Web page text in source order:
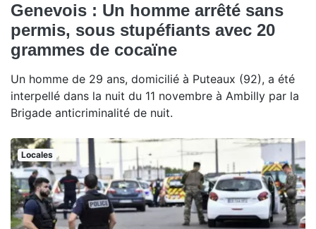
Genevois : Un homme arrêté sans
permis, sous stupéfiants avec 20
grammes de cocaïne
Un homme de 29 ans, domicilié à Puteaux (92), a été
interpellé dans la nuit du 11 novembre à Ambilly par la
Brigade anticriminalité de nuit.
Locales